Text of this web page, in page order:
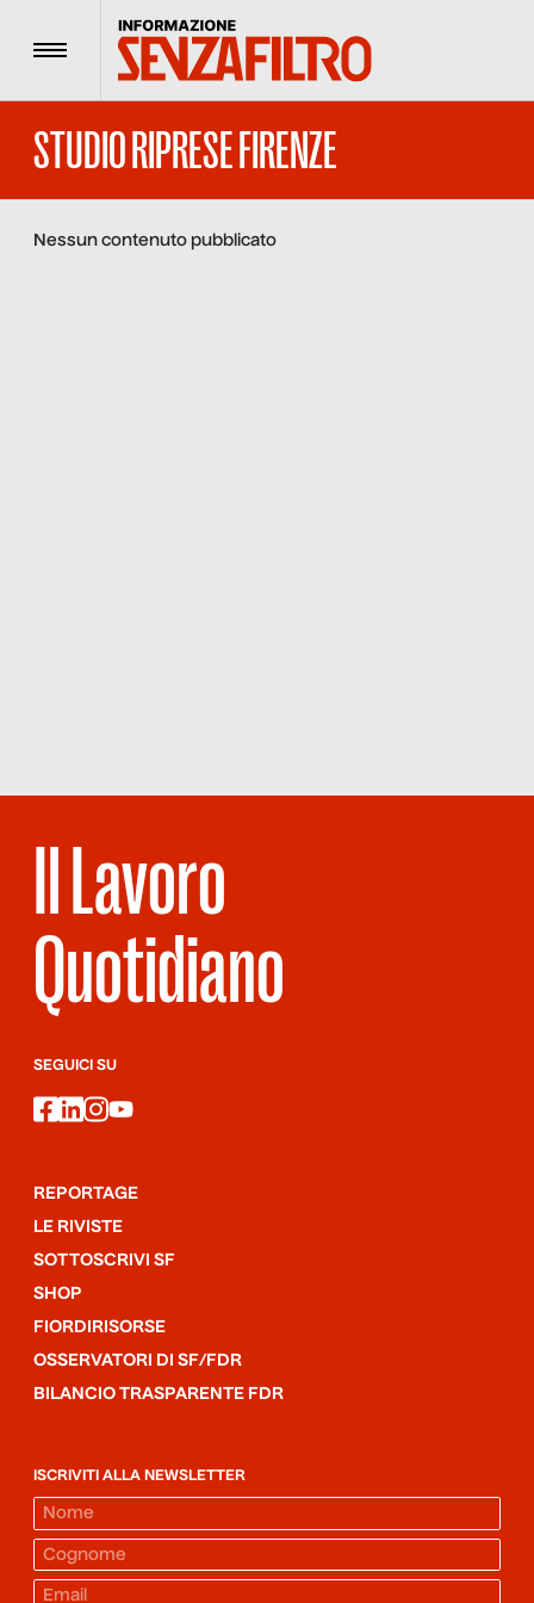
Menu
STUDIO RIPRESE FIRENZE
Nessun contenuto pubblicato
Il Lavoro
Quotidiano
SEGUICI SU
facebook
linkedin
instagram
youtube
REPORTAGE
LE RIVISTE
SOTTOSCRIVI SF
SHOP
FIORDIRISORSE
OSSERVATORI DI SF/FDR
BILANCIO TRASPARENTE FDR
ISCRIVITI ALLA NEWSLETTER